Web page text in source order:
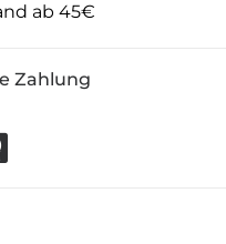
ab 45€
Zahlung